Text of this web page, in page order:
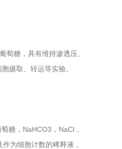
糖，具有维持渗透压、
摄取、转运等实验。
糖，NaHCO3，NaCl，
为细胞计数的稀释液，